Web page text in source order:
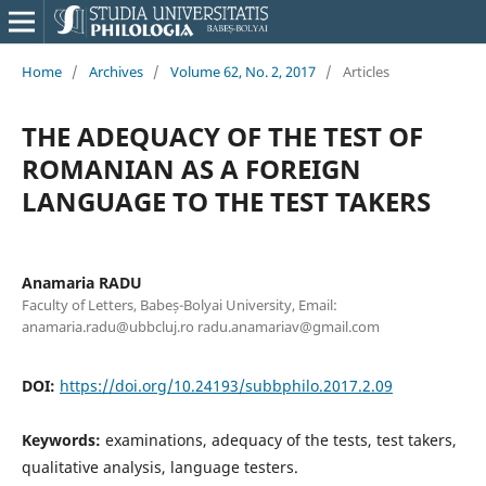
Home / Archives / Volume 62, No. 2, 2017 / Articles
THE ADEQUACY OF THE TEST OF
ROMANIAN AS A FOREIGN
LANGUAGE TO THE TEST TAKERS
Anamaria RADU
Faculty of Letters, Babeș-Bolyai University, Email:
anamaria.radu@ubbcluj.ro radu.anamariav@gmail.com
DOI: https://doi.org/10.24193/subbphilo.2017.2.09
Keywords: examinations, adequacy of the tests, test takers,
qualitative analysis, language testers.